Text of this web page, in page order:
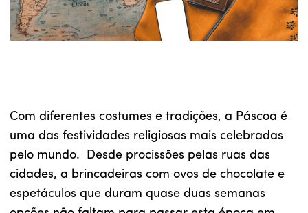
Com diferentes costumes e tradições, a Páscoa é
uma das festividades religiosas mais celebradas
pelo mundo. Desde procissões pelas ruas das
cidades, a brincadeiras com ovos de chocolate e
espetáculos que duram quase duas semanas